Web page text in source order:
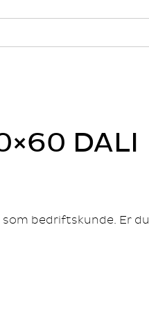
DALI
bedriftskunde. Er du